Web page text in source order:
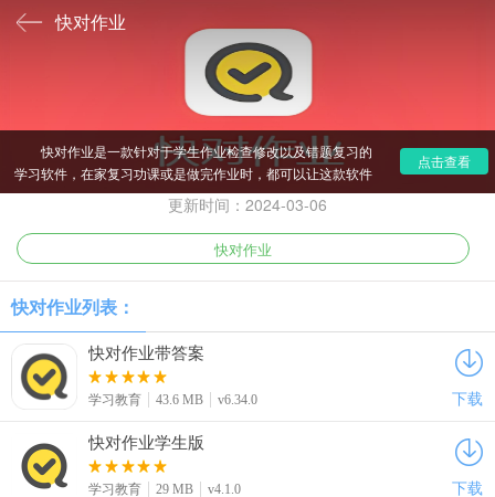
快对作业
快对作业是一款针对于学生作业检查修改以及错题复习的
学习软件，在家复习功课或是做完作业时，都可以让这款软件
来检查一下正确率，以及错题标注讲解，十分高效率的解决学
生对于知识的空缺。在家长实在很忙的情况下，快对作业很有
效的帮助学生学习，感觉不错的玩家用户就快来挑选合适自己
的版本免费下载吧。
点击查看
更新时间：2024-03-06
快对作业
快对作业列表：
快对作业带答案
学习教育 43.6 MB v6.34.0 下载
快对作业学生版
学习教育 29 MB v4.1.0 下载